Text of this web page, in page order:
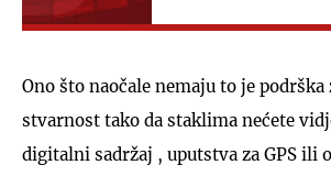
Ono što naočale nemaju to je podrška
stvarnost tako da staklima nećete
digitalni sadržaj , uputstva za GPS ili